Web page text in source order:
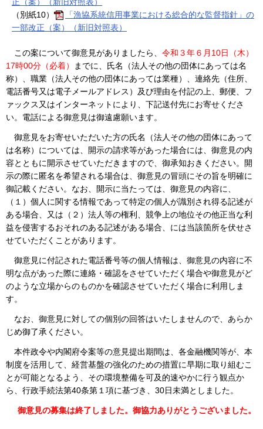
（別紙10）
「漁協系統信用事業における総合的な監督指針」の
一部改正（案）（新旧対照表）
この案について御意見がありましたら、 令和３年６月10日（木）
17時00分（必着）
までに、氏名（法人その他の団体にあっては名
称）、職業（法人その他の団体にあっては業種）、連絡先（住所、
電話番号又は電子メールアドレス）及び理由を付記の上、郵便、フ
ァックス又はインターネットにより、下記送付先にお寄せくださ
い。電話による御意見は御遠慮願います。
御意見をお寄せいただいた方の氏名（法人その他の団体にあって
は名称）については、開示の請求等があった場合には、御意見の内
容とともに開示させていただきますので、御承知おきください。開
示の際に匿名を希望される場合は、御意見の冒頭にその旨を明確に
御記載ください。なお、開示に当たっては、御意見の内容に、
（１）個人に関する情報であって特定の個人が識別され得る記述が
ある場合、又は（２）法人等の権利、競争上の地位その他正当な利
益を侵害するおそれのある記述がある場合、には当該箇所を伏せさ
せていただくことがあります。
御意見に付記された電話番号等の個人情報は、御意見の内容に不
明な点があった際に連絡・確認をさせていただく場合や御意見がど
のような立場からのものかを確認させていただく場合に利用しま
す。
なお、御意見に対しての個別の回答はいたしませんので、あらか
じめ御了承ください。
本件政令や内閣府令案等の意見提出期間は、各金融機関等が、本
制度を活用して、経営基盤の強化のための措置に早期に取り組むこ
とが可能となるよう、その環境整備を可及的速やかに行う観点か
ら、行政手続法第40条第１項に基づき、30日未満としました。
御意見の募集は終了しました。御協力ありがとうございました。